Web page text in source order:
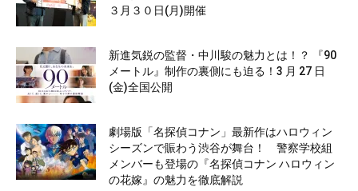
３月３０日(月)開催
新進気鋭の監督・中川駿の魅力とは！？ 『90
メートル』制作の裏側にも迫る！3 月 27 日
(金)全国公開
劇場版「名探偵コナン」最新作はハロウィン
シーズンで賑わう渋谷が舞台！ 警察学校組
メンバーも登場の『名探偵コナン ハロウィン
の花嫁』の魅力を徹底解説